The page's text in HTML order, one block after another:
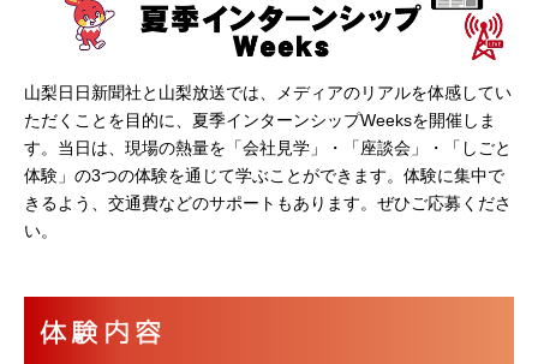
山梨日日新聞社と山梨放送では、メディアのリアルを体感してい
ただくことを目的に、夏季インターンシップWeeksを開催しま
す。当日は、現場の熱量を「会社見学」・「座談会」・「しごと
体験」の3つの体験を通じて学ぶことができます。体験に集中で
きるよう、交通費などのサポートもあります。ぜひご応募くださ
い。
体験内容